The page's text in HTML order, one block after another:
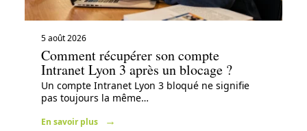
5 août 2026
Comment récupérer son compte
Intranet Lyon 3 après un blocage ?
Un compte Intranet Lyon 3 bloqué ne signifie
pas toujours la même…
En savoir plus